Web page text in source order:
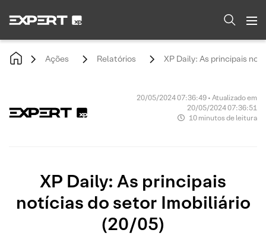
Ações Relatórios XP Daily: As principais
20/05/2024 07:36:49 • Atualizado em
20/05/2024 07:36:51
10 minutos de leitura
XP Daily: As principais
notícias do setor Imobiliário
(20/05)